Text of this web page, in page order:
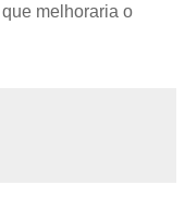
melhoraria o